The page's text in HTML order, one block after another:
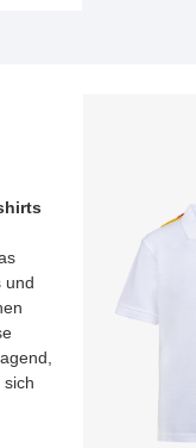
und